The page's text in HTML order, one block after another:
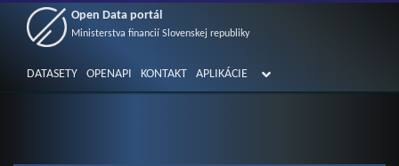
Open Data portál
Ministerstva financií Slovenskej republiky
DATASETY OPENAPI KONTAKT APLIKÁCIE